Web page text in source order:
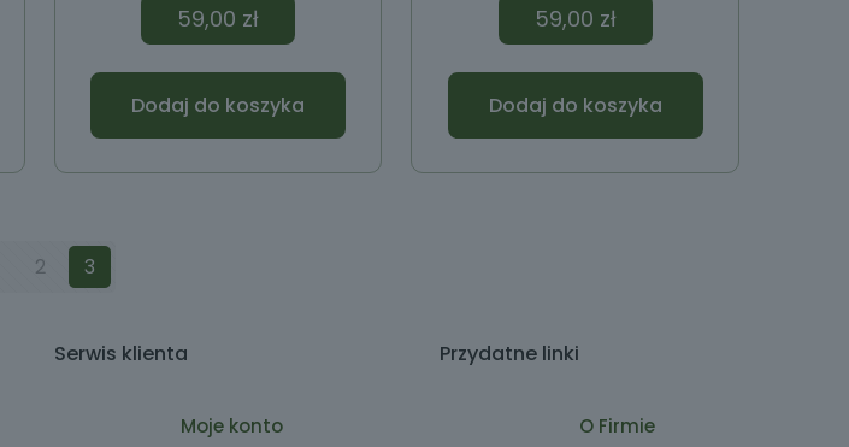
59,00 zł
Dodaj do koszyka
59,00 zł
Dodaj do koszyka
2 3
Serwis klienta
Moje konto
Przydatne linki
O Firmie